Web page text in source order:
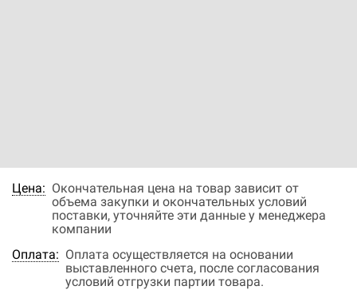
Цена: Окончательная цена на товар зависит от
объема закупки и окончательных условий
поставки, уточняйте эти данные у менеджера
компании
Оплата: Оплата осуществляется на основании
выставленного счета, после согласования
условий отгрузки партии товара.